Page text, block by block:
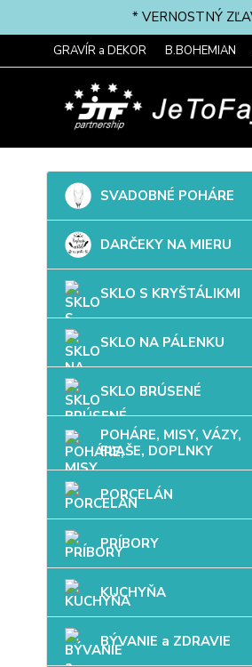
* VERNOSTNÝ
GRAVÍR a DEKOR B.BOHEMIAN
SVADOBNÉ POHÁRE
DARČEKY NA MIERU
SKLO S KRYŠTÁLIKMI
SKLO NA PÁLENKU
SKLO BRÚSENÉ
POHÁRE, MISY, VÁZY,
FĽAŠE, DOPLNKY
PORCELÁN
PRÍBORY
KUCHYŇA
BÝVANIE a ZDRAVIE